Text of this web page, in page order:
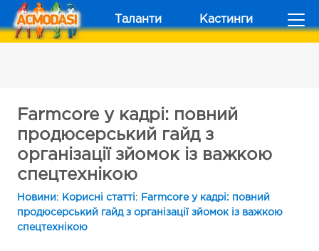
Таланти Кастинги
Farmcore у кадрі: повний
продюсерський гайд з
організації зйомок із важкою
спецтехнікою
Новини: Корисні статті:
Farmcore у кадрі: повний
продюсерський гайд з організації зйомок із важкою
спецтехнікою